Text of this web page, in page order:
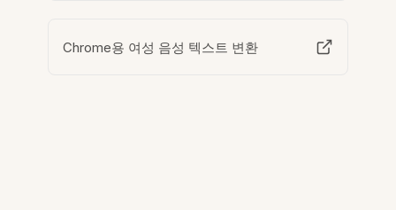
Chrome용 여성 음성 텍스트 변환